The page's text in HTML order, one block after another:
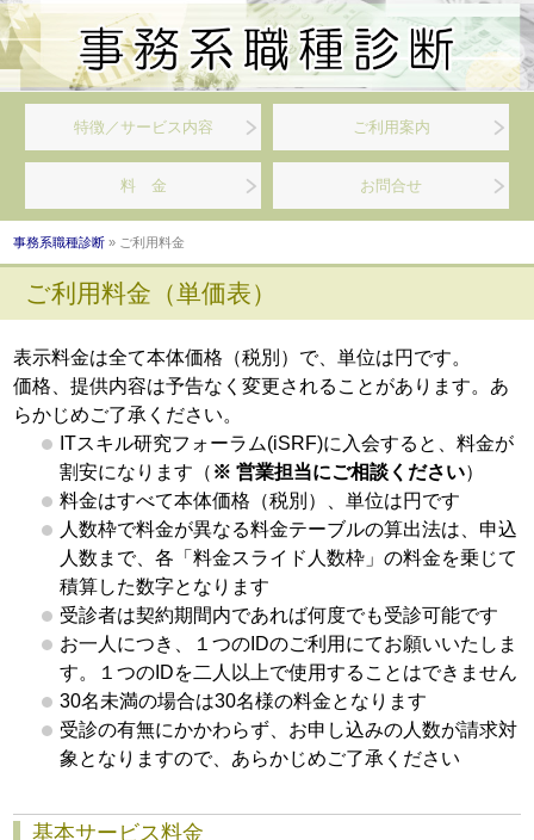
特徴／サービス内容 ご利用案内
料 金 お問合せ
事務系職種診断 » ご利用料金
ご利用料金（単価表）
表示料金は全て本体価格（税別）で、単位は円です。
価格、提供内容は予告なく変更されることがあります。あ
らかじめご了承ください。
ITスキル研究フォーラム(iSRF)に入会すると、料金が
割安になります（ ※ 営業担当にご相談ください）
料金はすべて本体価格（税別）、単位は円です
人数枠で料金が異なる料金テーブルの算出法は、申込
人数まで、各「料金スライド人数枠」の料金を乗じて
積算した数字となります
受診者は契約期間内であれば何度でも受診可能です
お一人につき、１つのIDのご利用にてお願いいたしま
す。１つのIDを二人以上で使用することはできません
30名未満の場合は30名様の料金となります
受診の有無にかかわらず、お申し込みの人数が請求対
象となりますので、あらかじめご了承ください
基本サービス料金